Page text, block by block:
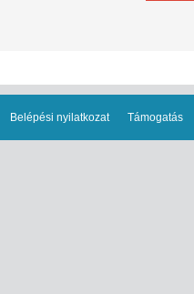
Belépési nyilatkozat Támogatás